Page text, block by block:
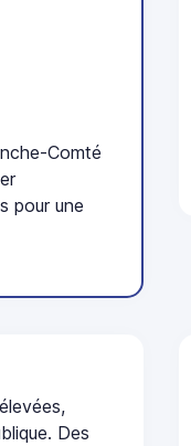
Comté
pour une
Des